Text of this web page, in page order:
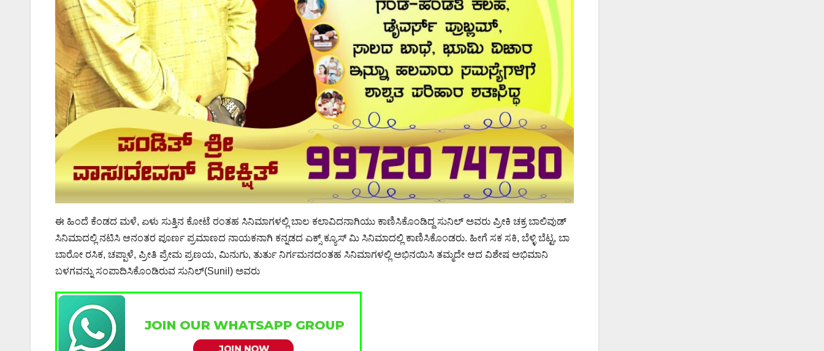
ಈ ಹಿಂದೆ ಕೆಂಡದ ಮಳೆ, ಏಳು ಸುತ್ತಿನ ಕೋಟೆ ರಂತಹ ಸಿನಿಮಾಗಳಲ್ಲಿ ಬಾಲ ಕಲಾವಿದನಾಗಿಯು ಕಾಣಿಸಿಕೊಂಡಿದ್ದ ಸುನಿಲ್ ಅವರು ಪ್ರೀಕಿ ಚಕ್ರ ಬಾಲಿವುಡ್
ಸಿನಿಮಾದಲ್ಲಿ ನಟಿಸಿ ಆನಂತರ ಪೂರ್ಣ ಪ್ರಮಾಣದ ನಾಯಕನಾಗಿ ಕನ್ನಡದ ಎಕ್ಸ್ ಕ್ಯೂಸ್ ಮಿ ಸಿನಿಮಾದಲ್ಲಿ ಕಾಣಿಸಿಕೊಂಡರು. ಹೀಗೆ ಸಕ ಸಕಿ, ಬೆಳ್ಳಿ ಬೆಟ್ಟ, ಬಾ
ಬಾರೋ ರಸಿಕ, ಚಪ್ಪಾಳೆ, ಪ್ರೀತಿ ಪ್ರೇಮ ಪ್ರಣಯ, ಮಿನುಗು, ತುರ್ತು ನಿರ್ಗಮನದಂತಹ ಸಿನಿಮಾಗಳಲ್ಲಿ ಅಭಿನಯಿಸಿ ತಮ್ಮದೇ ಆದ ವಿಶೇಷ ಅಭಿಮಾನಿ
ಬಳಗವನ್ನು ಸಂಪಾದಿಸಿಕೊಂಡಿರುವ ಸುನಿಲ್(Sunil) ಅವರು